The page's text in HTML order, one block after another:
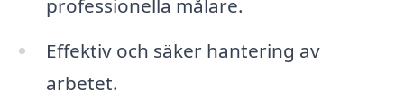
professionella målare.
Effektiv och säker hantering av
arbetet.